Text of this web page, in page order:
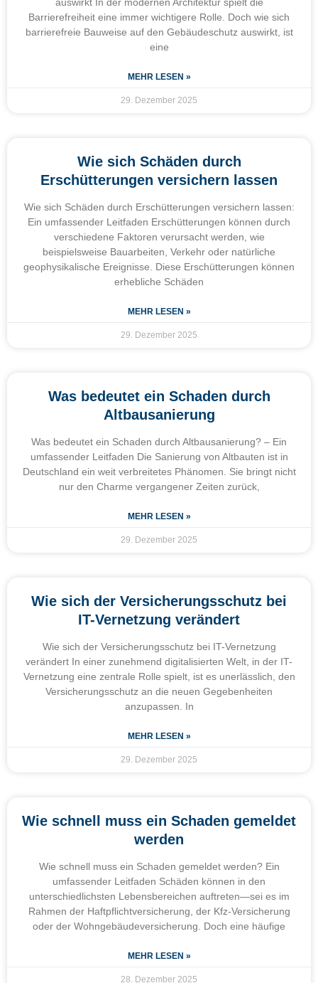
Barrierefreiheit eine immer wichtigere Rolle. Doch wie sich
barrierefreie Bauweise auf den Gebäudeschutz auswirkt, ist
eine
MEHR LESEN »
29. Dezember 2025
Wie sich Schäden durch
Erschütterungen versichern lassen
Wie sich Schäden durch Erschütterungen versichern lassen:
Ein umfassender Leitfaden Erschütterungen können durch
verschiedene Faktoren verursacht werden, wie
beispielsweise Bauarbeiten, Verkehr oder natürliche
geophysikalische Ereignisse. Diese Erschütterungen können
erhebliche Schäden
MEHR LESEN »
29. Dezember 2025
Was bedeutet ein Schaden durch
Altbausanierung
Was bedeutet ein Schaden durch Altbausanierung? – Ein
umfassender Leitfaden Die Sanierung von Altbauten ist in
Deutschland ein weit verbreitetes Phänomen. Sie bringt nicht
nur den Charme vergangener Zeiten zurück,
MEHR LESEN »
29. Dezember 2025
Wie sich der Versicherungsschutz bei
IT-Vernetzung verändert
Wie sich der Versicherungsschutz bei IT-Vernetzung
verändert In einer zunehmend digitalisierten Welt, in der IT-
Vernetzung eine zentrale Rolle spielt, ist es unerlässlich, den
Versicherungsschutz an die neuen Gegebenheiten
anzupassen. In
MEHR LESEN »
29. Dezember 2025
Wie schnell muss ein Schaden gemeldet
werden
Wie schnell muss ein Schaden gemeldet werden? Ein
umfassender Leitfaden Schäden können in den
unterschiedlichsten Lebensbereichen auftreten—sei es im
Rahmen der Haftpflichtversicherung, der Kfz-Versicherung
oder der Wohngebäudeversicherung. Doch eine häufige
MEHR LESEN »
28. Dezember 2025